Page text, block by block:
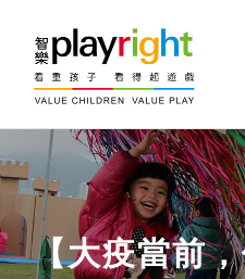
content
【大疫當前